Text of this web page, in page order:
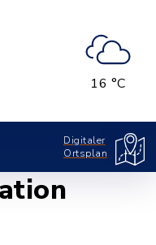
16 °C
Digitaler
Ortsplan